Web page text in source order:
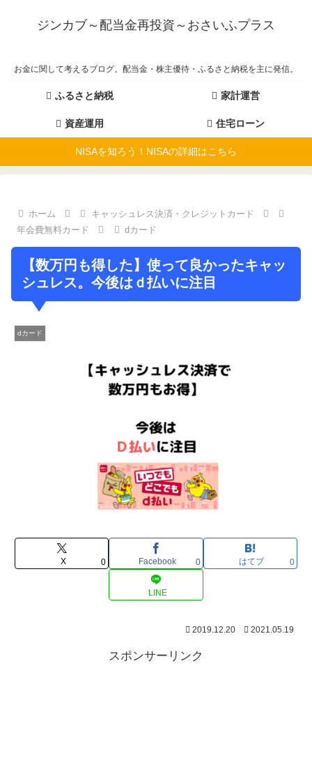
ジンカブ～配当金再投資～おさいふプラス
お金に関して考えるブログ。配当金・株主優待・ふるさと納税を主に発信。
ふるさと納税 家計運営
資産運用 住宅ローン
NISAを知ろう！NISAの詳細はこちら
ホーム
キャッシュレス決済・クレジットカード
年会費無料カード
dカード
【数万円も得した】使って良かったキャッ
シュレス。今後はｄ払いに注目
dカード
X 0 Facebook 0 はてブ 0
LINE
2019.12.20 2021.05.19
スポンサーリンク